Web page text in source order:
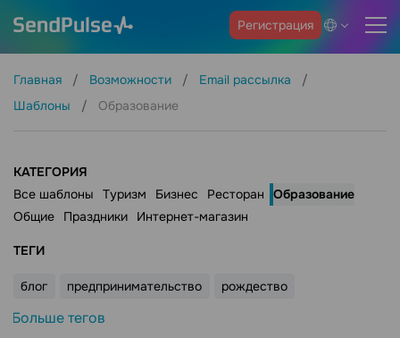
Регистрация
Главная Возможности
Email рассылка
Шаблоны
Образование
КАТЕГОРИЯ
Все шаблоны
Туризм Бизнес Ресторан
Образование
Общие
Праздники Интернет-магазин
ТЕГИ
блог предпринимательство рождество
Больше тегов